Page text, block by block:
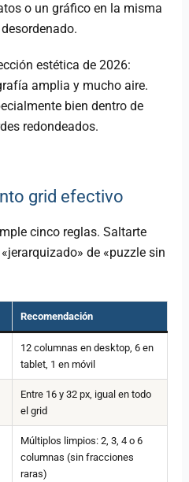
o un gráfico en la misma
estética de 2026:
amplia y mucho aire.
bien dentro de
redondeados.
grid efectivo
cinco reglas. Saltarte
de «puzzle sin
Recomendación
12 columnas en desktop, 6 en
tablet, 1 en móvil
Entre 16 y 32 px, igual en todo
el grid
Múltiplos limpios: 2, 3, 4 o 6
columnas (sin fracciones
raras)